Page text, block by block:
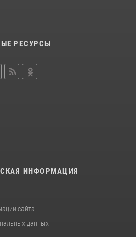
РЕСУРСЫ
ИНФОРМАЦИЯ
сайта
данных